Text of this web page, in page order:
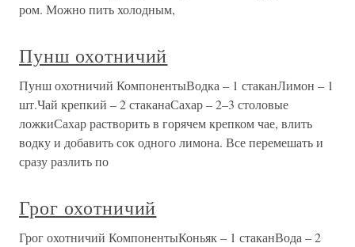
ром. Можно пить холодным,
Пунш охотничий
Пунш охотничий КомпонентыВодка – 1 стаканЛимон – 1
шт.Чай крепкий – 2 стаканаСахар – 2–3 столовые
ложкиСахар растворить в горячем крепком чае, влить
водку и добавить сок одного лимона. Все перемешать и
сразу разлить по
Грог охотничий
Грог охотничий КомпонентыКоньяк – 1 стаканВода – 2